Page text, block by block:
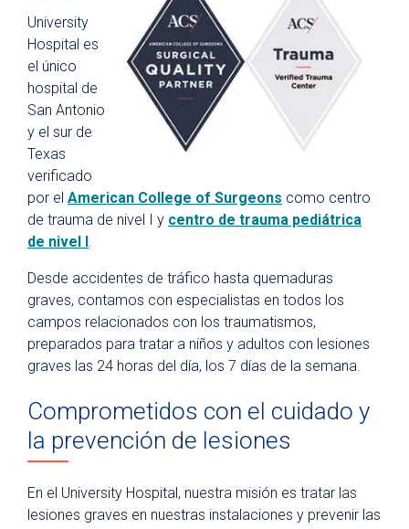
University
Hospital es
el único
hospital de
San Antonio
y el sur de
Texas
verificado
por el American College of Surgeons como centro
de trauma de nivel I y centro de trauma pediátrica
de nivel I
Desde accidentes de tráfico hasta quemaduras
graves, contamos con especialistas en todos los
campos relacionados con los traumatismos,
preparados para tratar a niños y adultos con lesiones
graves las 24 horas del día, los 7 días de la semana.
Comprometidos con el cuidado y
la prevención de lesiones
En el University Hospital, nuestra misión es tratar las
lesiones graves en nuestras instalaciones y prevenir las